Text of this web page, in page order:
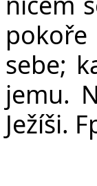
sebe;
jemu.
Ježíši.